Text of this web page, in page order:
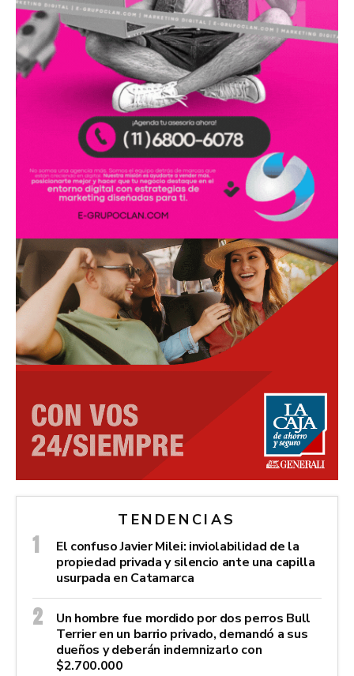
TENDENCIAS
El confuso Javier Milei: inviolabilidad de la
propiedad privada y silencio ante una capilla
usurpada en Catamarca
Un hombre fue mordido por dos perros Bull
Terrier en un barrio privado, demandó a sus
dueños y deberán indemnizarlo con
$2.700.000